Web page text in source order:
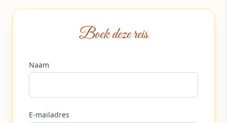
Boek deze reis
Naam
E-mailadres